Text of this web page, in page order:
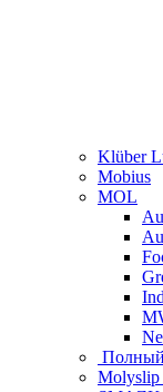
Klüber
Mobius
MOL
Полный
Molyslip